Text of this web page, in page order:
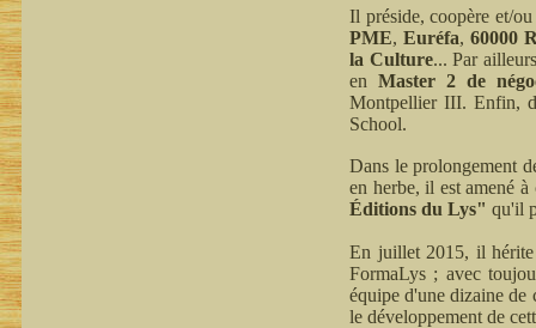
Il préside, coopère et/
PME,Euréfa,60000
la Culture... Par
en Master 2 de
Montpellier III. Enfin,
School.
Dans le prolongement
en herbe, il est amené
Éditions du Lys" qu'il
En juillet 2015, il hérite
FormaLys ; avec
équipe d'une dizaine de
le développement de